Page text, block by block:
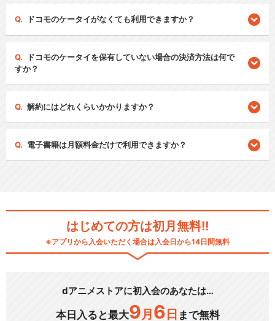
ドコモのケータイがなくても利用できますか？
ドコモのケータイを保有していない場合の決済方法は何で
すか？
解約にはどれくらいかかりますか？
電子書籍は月額料金だけで利用できますか？
はじめての方は初月無料!!
※アプリから入会いただく場合は入会日から14日間無料
dアニメストアに初入会のあなたは…
本日入ると最大9 月 6 日 まで無料